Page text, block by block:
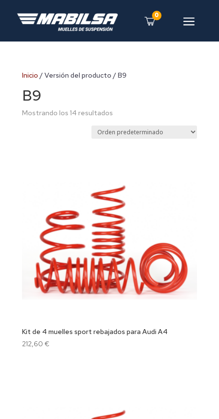
0 a
Inicio / Versión del producto / B9
B9
Mostrando los 14 resultados
Kit de 4 muelles sport rebajados para Audi A4
212,60 €